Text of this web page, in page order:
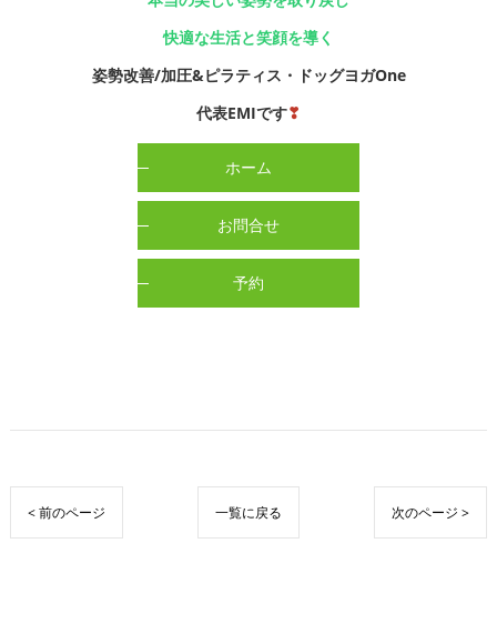
快適な生活と笑顔を導く
姿勢改善/加圧&ピラティス・ドッグヨガOne
代表EMIです❣
ホーム
お問合せ
予約
< 前のページ 一覧に戻る 次のページ >